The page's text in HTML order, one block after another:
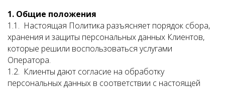
1. Общие положения
1.1. Настоящая Политика разъясняет порядок сбора,
хранения и защиты персональных данных Клиентов,
которые решили воспользоваться услугами
Оператора.
1.2. Клиенты дают согласие на обработку
персональных данных в соответствии с настоящей